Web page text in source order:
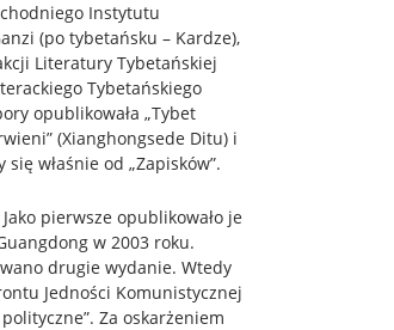
Instytutu
(po tybetańsku – Kardze),
Literatury Tybetańskiej
Tybetańskiego
opublikowała „Tybet
(Xianghongsede Ditu) i
się właśnie od „Zapisków”.
pierwsze opublikowało je
w 2003 roku.
drugie wydanie. Wtedy
Jedności Komunistycznej
Za oskarżeniem